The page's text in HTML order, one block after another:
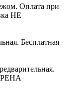
Оплата при
НЕ
Бесплатная